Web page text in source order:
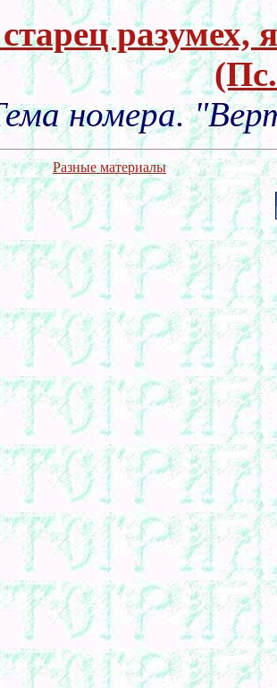
разумех,
номера.
Разные материалы